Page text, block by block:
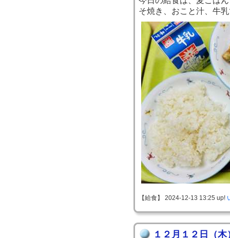
そ焼き、おこと汁、牛
【給食】 2024-12-13 13:25 up!
１２月１２日（木